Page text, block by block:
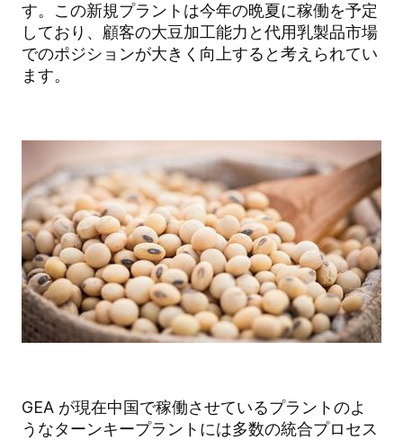
す。この新規プラントは今年の晩夏に稼働を予定
しており、顧客の大豆加工能力と代用乳製品市場
でのポジションが大きく向上すると考えられてい
ます。
GEA が現在中国で稼働させているプラントのよ
うなターンキープラントには多数の統合プロセス